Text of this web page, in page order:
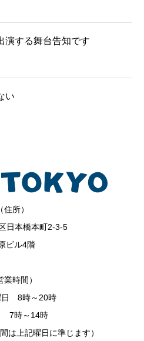
演する舞台告知です
い
（住所）
日本橋本町2-3-5
ビル4階
業時間）
日 8時～20時
7時～14時
は上記曜日に準じます）